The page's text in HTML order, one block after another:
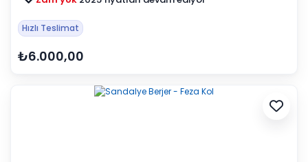
Hızlı Teslimat
₺6.000,00